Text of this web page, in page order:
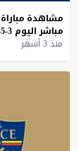
مشاهدة مباراة
مباشر اليوم 3-5-2026
منذ 3 أشهر